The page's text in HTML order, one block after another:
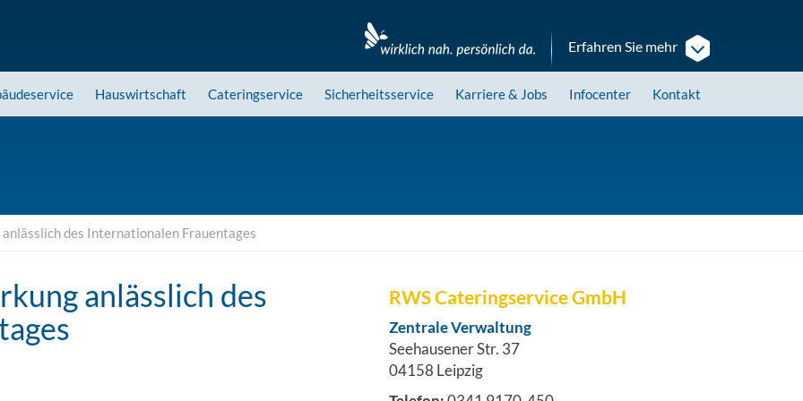
Erfahren Sie mehr
Hauswirtschaft Cateringservice Sicherheitsservice Karriere& Jobs Infocenter Kontakt
des Internationalen Frauentages
anlässlich des
RWS Cateringservice GmbH
Zentrale Verwaltung
Seehausener Str. 37
04158 Leipzig